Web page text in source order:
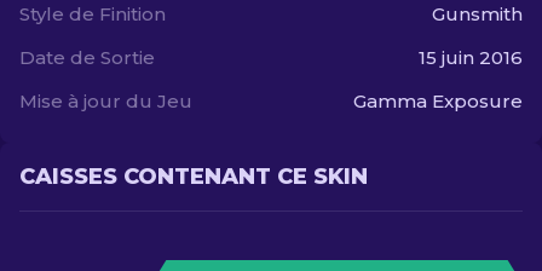
Style de Finition
Gunsmith
Date de Sortie
15 juin 2016
Mise à jour du Jeu
Gamma Exposure
CAISSES CONTENANT CE SKIN